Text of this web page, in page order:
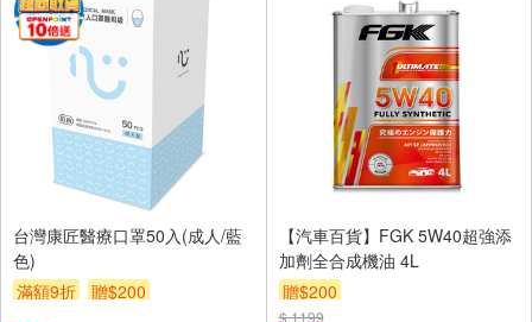
台灣康匠醫療口罩50入(成人/藍
色)
滿額9折
贈$200
【汽車百貨】FGK 5W40超強添
加劑全合成機油 4L
贈$200
$ 1199